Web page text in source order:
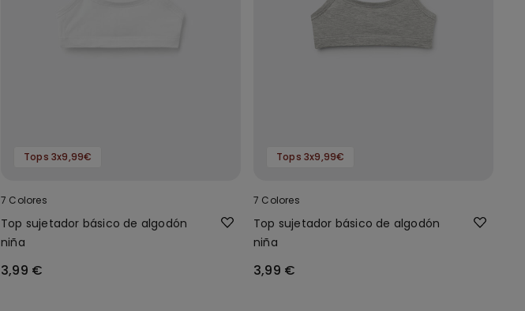
Tops 3x9,99€
7 Colores
Top sujetador básico de algodón
niña
3,99 €
Tops 3x9,99€
7 Colores
Top sujetador básico de algodón
niña
3,99 €